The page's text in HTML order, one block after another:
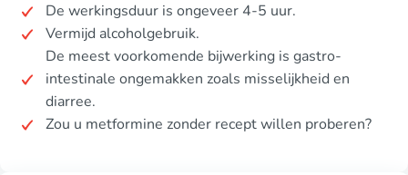
De werkingsduur is ongeveer 4-5 uur.
Vermijd alcoholgebruik.
De meest voorkomende bijwerking is gastro-
intestinale ongemakken zoals misselijkheid en
diarree.
Zou u metformine zonder recept willen proberen?